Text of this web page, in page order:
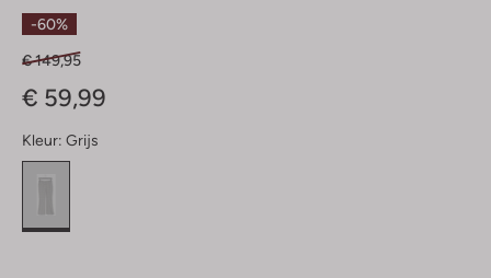
Sterren
-60%
€ 149,95
€ 59,99
Kleur: Grijs